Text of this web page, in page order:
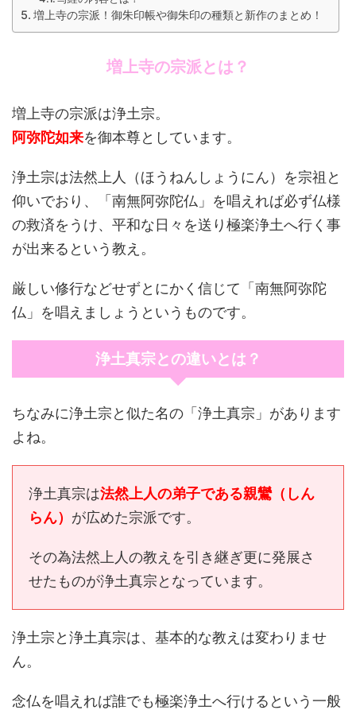
増上寺の宗派！御朱印帳や御朱印の種類と新作のまとめ！
増上寺の宗派とは？
増上寺の宗派は浄土宗。
阿弥陀如来を御本尊としています。
浄土宗は法然上人（ほうねんしょうにん）を宗祖と
仰いでおり、「南無阿弥陀仏」を唱えれば必ず仏様
の救済をうけ、平和な日々を送り極楽浄土へ行く事
が出来るという教え。
厳しい修行などせずとにかく信じて「南無阿弥陀
仏」を唱えましょうというものです。
浄土真宗との違いとは？
ちなみに浄土宗と似た名の「浄土真宗」があります
よね。
浄土真宗は法然上人の弟子である親鸞（しん
らん） が広めた宗派です。
その為法然上人の教えを引き継ぎ更に発展さ
せたものが浄土真宗となっています。
浄土宗と浄土真宗は、基本的な教えは変わりませ
ん。
念仏を唱えれば誰でも極楽浄土へ行けるという一般